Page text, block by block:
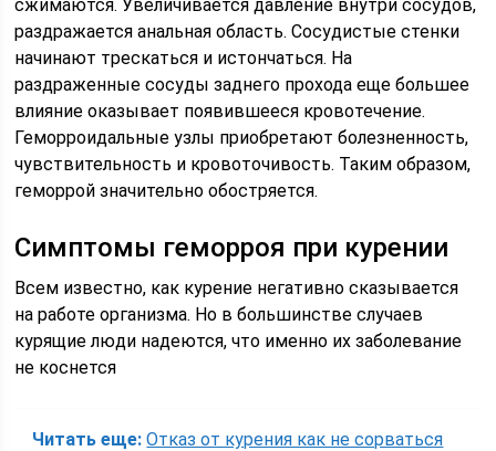
сжимаются. Увеличивается давление внутри сосудов,
раздражается анальная область. Сосудистые стенки
начинают трескаться и истончаться. На
раздраженные сосуды заднего прохода еще большее
влияние оказывает появившееся кровотечение.
Геморроидальные узлы приобретают болезненность,
чувствительность и кровоточивость. Таким образом,
геморрой значительно обостряется.
Симптомы геморроя при курении
Всем известно, как курение негативно сказывается
на работе организма. Но в большинстве случаев
курящие люди надеются, что именно их заболевание
не коснется
Читать еще: Отказ от курения как не сорваться